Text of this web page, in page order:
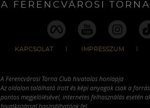
A FERENCVÁROSI
KAPCSOLAT IMPRESSZUM
A Ferencvárosi Torna Club hivatalos honlapja
Az oldalon található írott és képi anyagok csak a forrás
pontos megjelölésével, internetes felhasználás esetén
hivatkozással használhatóak fel.